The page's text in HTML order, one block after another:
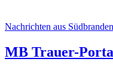
Nachrichten aus
MB Trauer-